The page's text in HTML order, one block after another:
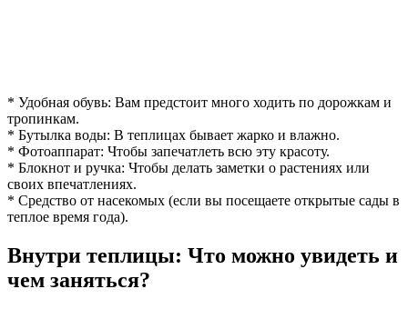
* Удобная обувь: Вам предстоит много ходить по дорожкам и
тропинкам.
* Бутылка воды: В теплицах бывает жарко и влажно.
* Фотоаппарат: Чтобы запечатлеть всю эту красоту.
* Блокнот и ручка: Чтобы делать заметки о растениях или
своих впечатлениях.
* Средство от насекомых (если вы посещаете открытые сады в
теплое время года).
Внутри теплицы: Что можно увидеть и
чем заняться?